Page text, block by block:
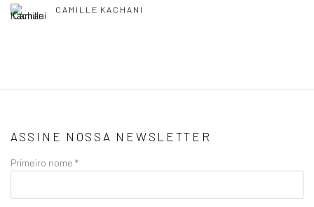
CAMILLE KACHANI
ASSINE NOSSA NEWSLETTER
Primeiro nome *